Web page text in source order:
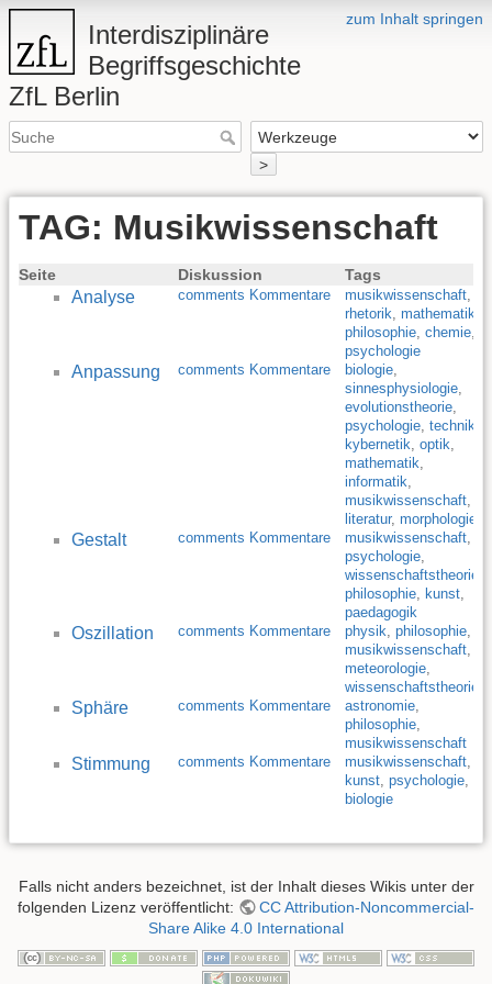
zum Inhalt springen
Interdisziplinäre
Begriffsgeschichte
ZfL Berlin
>
TAG: Musikwissenschaft
Seite Diskussion Tags
Analyse comments Kommentare musikwissenschaft,
rhetorik, mathematik
philosophie, chemie,
psychologie
Anpassung comments Kommentare biologie,
sinnesphysiologie,
evolutionstheorie,
psychologie, technik
kybernetik, optik,
mathematik,
informatik,
musikwissenschaft,
literatur, morphologie
Gestalt comments Kommentare musikwissenschaft,
psychologie,
wissenschaftstheorie
philosophie, kunst,
paedagogik
Oszillation comments Kommentare physik, philosophie,
musikwissenschaft,
meteorologie,
wissenschaftstheorie
Sphäre comments Kommentare astronomie,
philosophie,
musikwissenschaft
Stimmung comments Kommentare musikwissenschaft,
kunst, psychologie,
biologie
Falls nicht anders bezeichnet, ist der Inhalt dieses Wikis unter der
folgenden Lizenz veröffentlicht:
CC Attribution-Noncommercial-
Share Alike 4.0 International